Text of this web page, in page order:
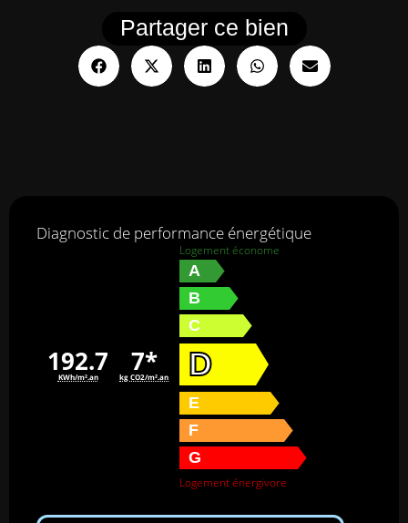
Partager ce bien
Diagnostic de performance énergétique
192.7
KWh/m².an 7*
kg CO2/m².an
Logement économe
A
B
C
D
E
F
G
Logement énergivore